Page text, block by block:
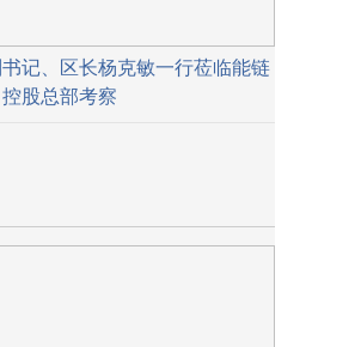
记、区长杨克敏一行莅临能链
控股总部考察